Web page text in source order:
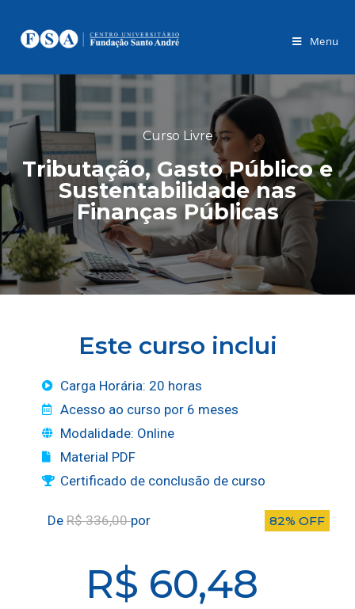
Menu
Curso Livre
Tributação, Gasto Público e
Sustentabilidade nas
Finanças Públicas
Este curso inclui
Carga Horária: 20 horas
Acesso ao curso por 6 meses
Modalidade: Online
Material PDF
Certificado de conclusão de curso
De R$ 336,00por 82% OFF
R$ 60,48